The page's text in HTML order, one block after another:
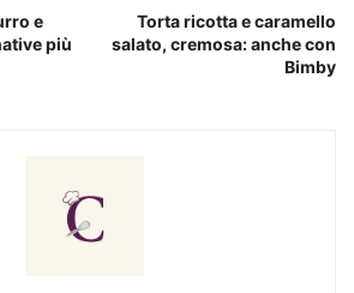
e
più
Torta ricotta e caramello
salato, cremosa: anche con
Bimby